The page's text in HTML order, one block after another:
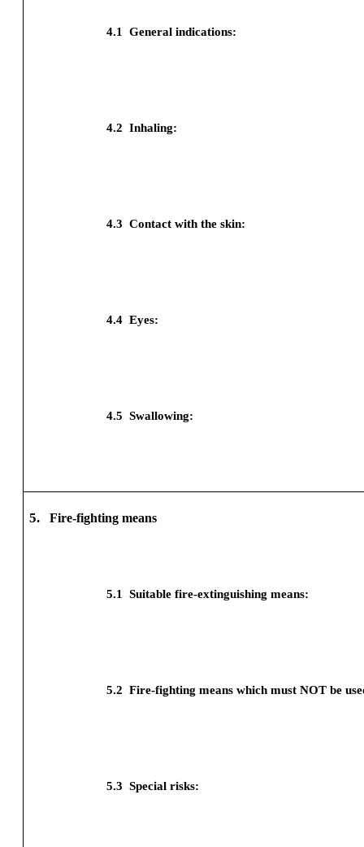
4.1 General indications:
4.2 Inhaling:
4.3 Contact with the skin:
4.4 Eyes:
4.5 Swallowing:
5. Fire-fighting means
5.1 Suitable fire-extinguishing means:
5.2 Fire-fighting means which must NOT be
5.3 Special risks: